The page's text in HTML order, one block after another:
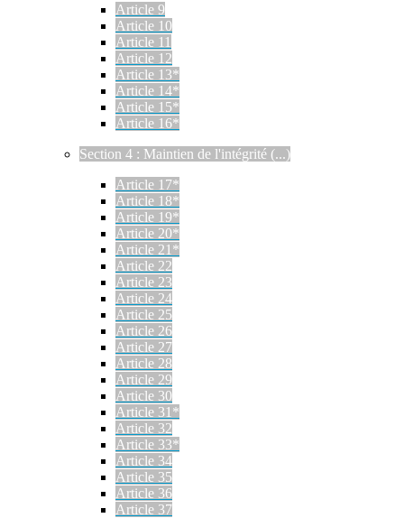
Article 9
Article 10
Article 11
Article 12
Article 13*
Article 14*
Article 15*
Article 16*
Section 4 : Maintien de l'intégrité (...)
Article 17*
Article 18*
Article 19*
Article 20*
Article 21*
Article 22
Article 23
Article 24
Article 25
Article 26
Article 27
Article 28
Article 29
Article 30
Article 31*
Article 32
Article 33*
Article 34
Article 35
Article 36
Article 37